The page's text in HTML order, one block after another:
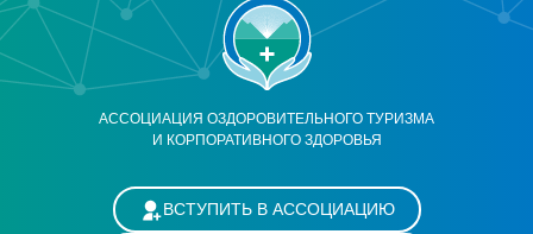
АССОЦИАЦИЯ ОЗДОРОВИТЕЛЬНОГО ТУРИЗМА
И КОРПОРАТИВНОГО ЗДОРОВЬЯ
ВСТУПИТЬ В АССОЦИАЦИЮ